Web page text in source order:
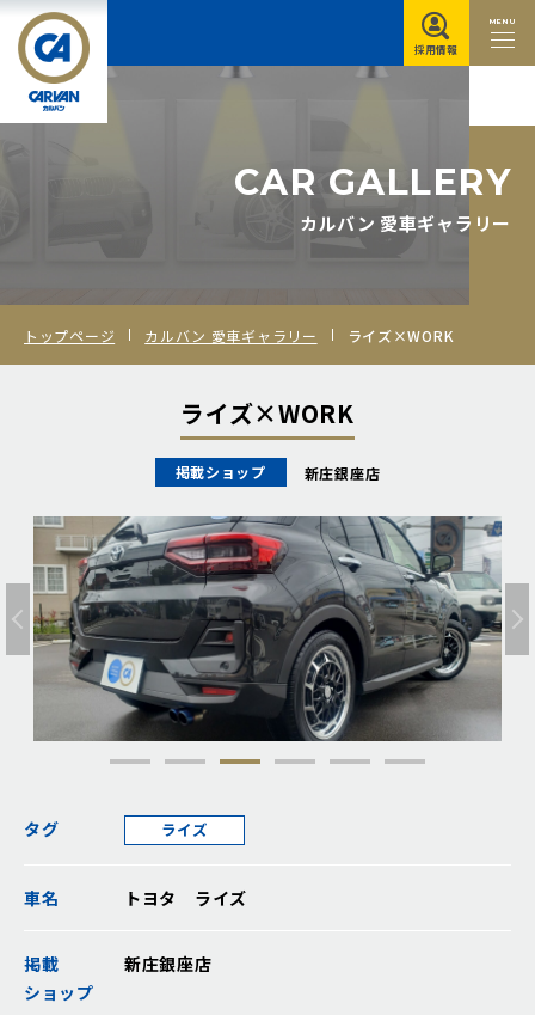
MENU
採用情報
CAR GALLERY
カルバン 愛車ギャラリー
トップページ カルバン 愛車ギャラリー ライズ×WORK
ライズ×WORK
掲載ショップ 新庄銀座店
タグ ライズ
車名 トヨタ ライズ
掲載
ショップ
新庄銀座店